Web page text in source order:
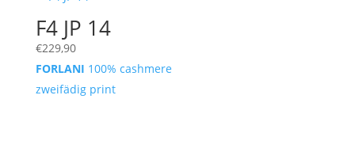
F4 JP 14
€229,90
FORLANI 100% cashmere
zweifädig print